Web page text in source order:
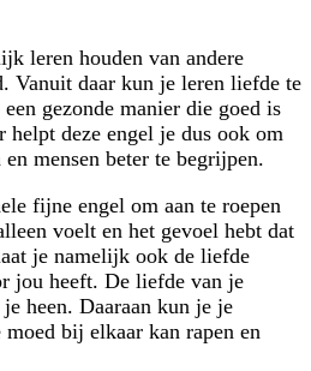
leren houden van andere
Vanuit daar kun je leren liefde te
gezonde manier die goed is
helpt deze engel je dus ook om
mensen beter te begrijpen.
fijne engel om aan te roepen
voelt en het gevoel hebt dat
je namelijk ook de liefde
jou heeft. De liefde van je
heen. Daaraan kun je je
bij elkaar kan rapen en